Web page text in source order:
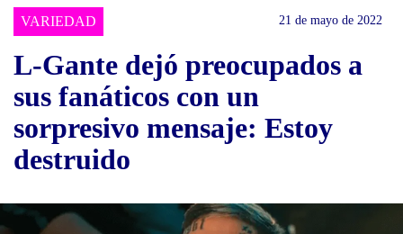
VARIEDAD 21 de mayo de 2022
L-Gante dejó preocupados a
sus fanáticos con un
sorpresivo mensaje: Estoy
destruido